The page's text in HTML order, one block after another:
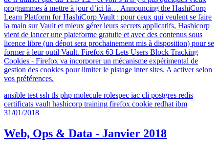
programmes à mettre à jour d’ici là… Announcing the HashiCorp
Learn Platform for HashiCorp Vault : pour ceux qui veulent se faire
la main sur Vault et mieux gérer leurs secrets applicatifs, Hashicorp
vient de lancer une plateforme gratuite et avec des contenus sous
licence libre (un dépot sera prochainement mis à disposition) pour se
former à leur outil Vault. Firefox 63 Lets Users Block Tracking
Cookies - Firefox va incorporer un mécanisme expérimental de
gestion des cookies pour limiter le pistage inter sites. A activer selon
vos préférences.
ansible test ssh tls php molecule rolespec iac cli postgres redis
certificats vault hashicorp training firefox cookie redhat ibm
31/01/2018
Web, Ops & Data - Janvier 2018